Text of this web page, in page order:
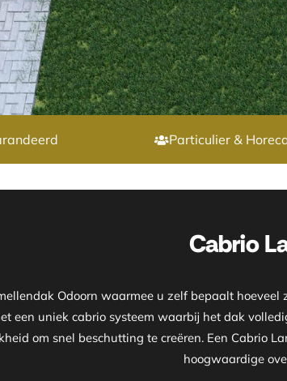
Particulier &
Cabrio
Odoorn waarmee u zelf bepaalt
een uniek cabrio systeem waarbij het dak
om snel beschutting te creëren. Een Cabrio
hoogwaardige